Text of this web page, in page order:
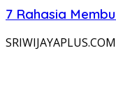
7 Rahasia